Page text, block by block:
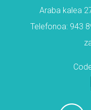
Araba kalea
Telefonoa: 943